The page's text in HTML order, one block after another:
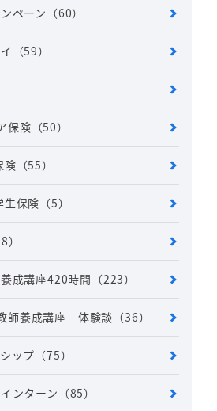
ペーン （60）
（59）
保険 （50）
険 （55）
生保険 （5）
）
成講座420時間 （223）
師養成講座 体験談 （36）
ップ （75）
ンターン （85）